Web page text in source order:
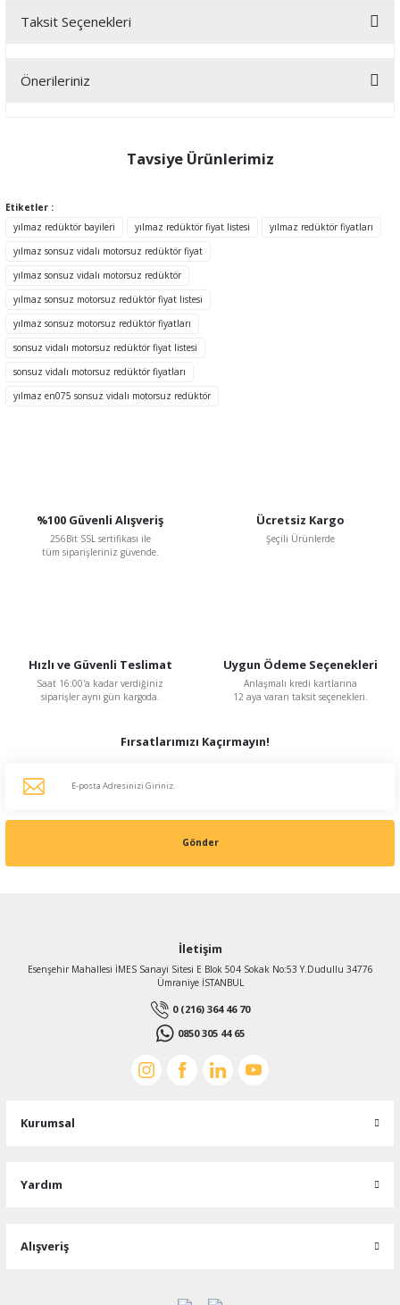
Bu ürüne ilk yorumu siz yapın!
Taksit Seçenekleri
Önerileriniz
tarafımıza iletebilirsiniz.
Görüş ve önerileriniz için teşekkür ederiz.
Ürün fiyatı diğer sitelerden daha pahalı.
Bu ürüne benzer farklı alternatifler olmalı.
Tavsiye Ürünlerimiz
Yılmaz Redüktör
Yılmaz EN075 - ET075 tip Sonsuz Vidalı Motorsuz Redüktör Çıkış Mili
Yılmaz EN075 - ET075 tip Sonsuz Vidalı Motorsuz Redüktör Çıkış Flanşı
%21 826,16 TL
Etiketler :
yılmaz redüktör bayileri
yılmaz redüktör fiyat listesi
yılmaz redüktör fiyatları
yılmaz sonsuz vidalı motorsuz redüktör fiyat
yılmaz sonsuz vidalı motorsuz redüktör
yılmaz sonsuz motorsuz redüktör fiyat listesi
yılmaz sonsuz motorsuz redüktör fiyatları
sonsuz vidalı motorsuz redüktör fiyat listesi
sonsuz vidalı motorsuz redüktör fiyatları
yılmaz en075 sonsuz vidalı motorsuz redüktör
%100 Güvenli Alışveriş
256Bit SSL sertifikası ile
tüm siparişleriniz güvende.
Ücretsiz Kargo
Şeçili Ürünlerde
Hızlı ve Güvenli Teslimat
Saat 16:00'a kadar verdiğiniz
siparişler aynı gün kargoda.
Uygun Ödeme Seçenekleri
Anlaşmalı kredi kartlarına
12 aya varan taksit seçenekleri.
Fırsatlarımızı Kaçırmayın!
Gönder
İletişim
Esenşehir Mahallesi İMES Sanayi Sitesi E Blok 504 Sokak No:53 Y.Dudullu 34776
Ümraniye İSTANBUL
0 (216) 364 46 70
0850 305 44 65
Kurumsal
Yardım
Alışveriş